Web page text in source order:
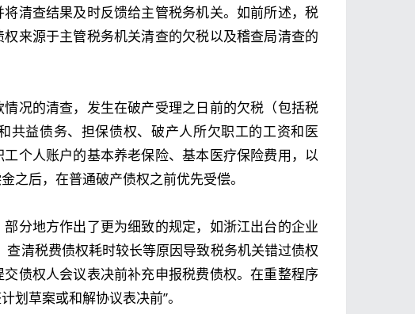
清查结果及时反馈给主管税务机关。如前所述，税
来源于主管税务机关清查的欠税以及稽查局清查的
况的清查，发生在破产受理之日前的欠税（包括税
共益债务、担保债权、破产人所欠职工的工资和医
个人账户的基本养老保险、基本医疗保险费用，以
之后，在普通破产债权之前优先受偿。
分地方作出了更为细致的规定，如浙江出台的企业
清税费债权耗时较长等原因导致税务机关错过债权
债权人会议表决前补充申报税费债权。在重整程序
划草案或和解协议表决前”。